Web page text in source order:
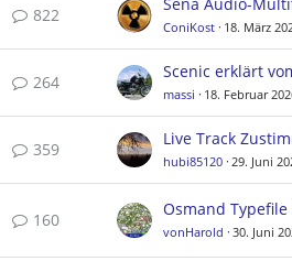
822
ConiKost 18. März
264
Scenic erklärt
massi 18. Februar
359
hubi85120 29. Juni
160
vonHarold 30. Juni